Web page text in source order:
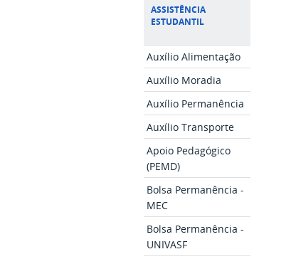
ASSISTÊNCIA
ESTUDANTIL
Auxílio Alimentação
Auxílio Moradia
Auxílio Permanência
Auxílio Transporte
Apoio Pedagógico
(PEMD)
Bolsa Permanência -
MEC
Bolsa Permanência -
UNIVASF